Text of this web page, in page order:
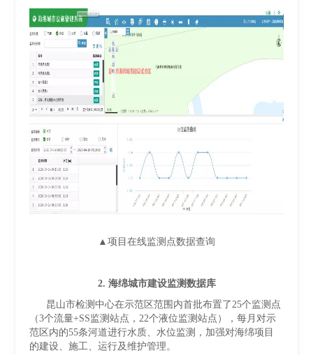
▲项目在线监测点数据查询
2. 海绵城市建设监测数据库
昆山市检测中心在示范区范围内首批布置了25个监测点
（3个流量+SS监测站点，22个液位监测站点），每月对示
范区内的55条河道进行水质、水位监测，加强对海绵项目
的建设、施工、运行及维护管理。